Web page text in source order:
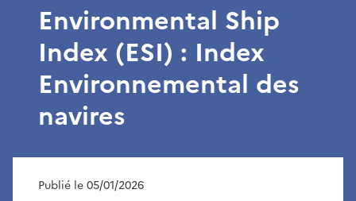
Environmental Ship
Index (ESI) : Index
Environnemental des
navires
Publié le 05/01/2026